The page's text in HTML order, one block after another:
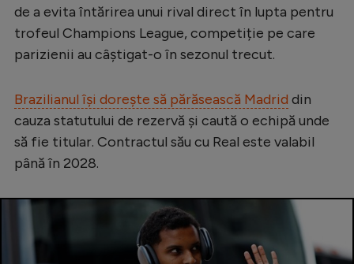
Campionate
Starurile fotbalului
Stranieri
Clasamente
Handbal
de a evita întărirea unui rival direct în lupta pentru
trofeul Champions League, competiție pe care
parizienii au câștigat-o în sezonul trecut.
Brazilianul își dorește să părăsească Madrid din
cauza statutului de rezervă și caută o echipă unde
să fie titular. Contractul său cu Real este valabil
până în 2028.